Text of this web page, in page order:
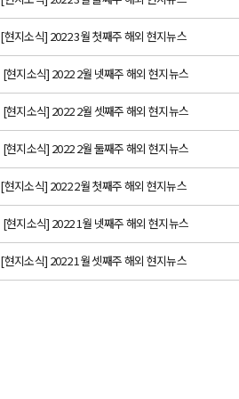
[현지소식] 2022 3월 첫째주 해외 현지뉴스
[현지소식] 2022 2월 넷째주 해외 현지뉴스
[현지소식] 2022 2월 셋째주 해외 현지뉴스
[현지소식] 2022 2월 둘째주 해외 현지뉴스
[현지소식] 2022 2월 첫째주 해외 현지뉴스
[현지소식] 2022 1월 넷째주 해외 현지뉴스
[현지소식] 2022 1월 셋째주 해외 현지뉴스